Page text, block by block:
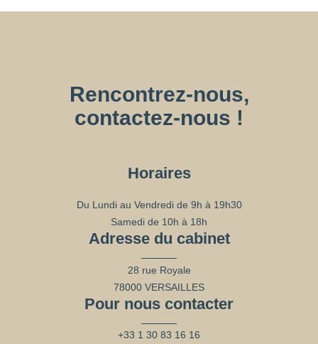
Rencontrez-nous,
contactez-nous !
Horaires
Du Lundi au Vendredi de 9h à 19h30
Samedi de 10h à 18h
Adresse du cabinet
28 rue Royale
78000 VERSAILLES
Pour nous contacter
+33 1 30 83 16 16